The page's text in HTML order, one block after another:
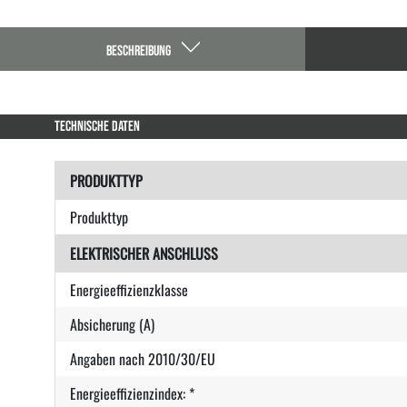
BESCHREIBUNG
TECHNISCHE DATEN
PRODUKTTYP
Produkttyp
ELEKTRISCHER ANSCHLUSS
Energieeffizienzklasse
Absicherung (A)
Angaben nach 2010/30/EU
Energieeffizienzindex: *